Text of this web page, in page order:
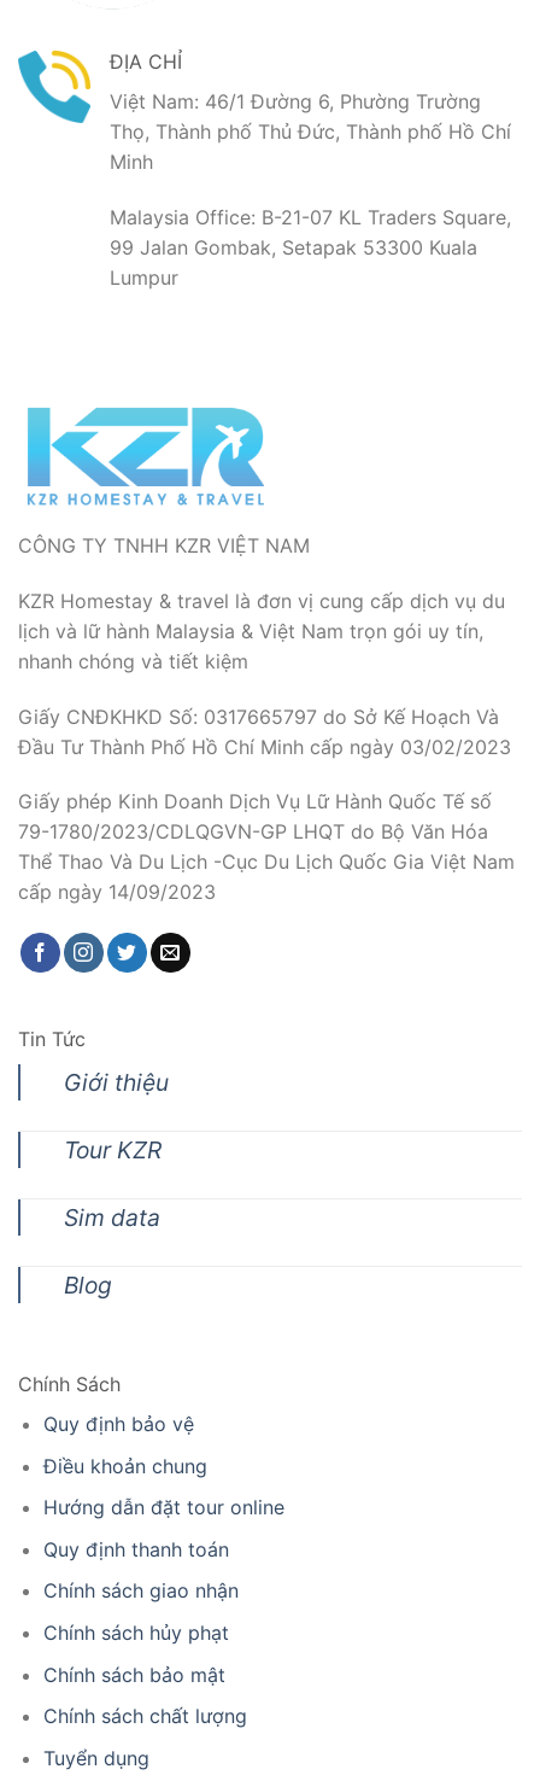
ĐỊA CHỈ
Việt Nam: 46/1 Đường 6, Phường Trường
Thọ, Thành phố Thủ Đức, Thành phố Hồ Chí
Minh
Malaysia Office: B-21-07 KL Traders Square,
99 Jalan Gombak, Setapak 53300 Kuala
Lumpur
CÔNG TY TNHH KZR VIỆT NAM
KZR Homestay & travel là đơn vị cung cấp dịch vụ du
lịch và lữ hành Malaysia & Việt Nam trọn gói uy tín,
nhanh chóng và tiết kiệm
Giấy CNĐKHKD Số: 0317665797 do Sở Kế Hoạch Và
Đầu Tư Thành Phố Hồ Chí Minh cấp ngày 03/02/2023
Giấy phép Kinh Doanh Dịch Vụ Lữ Hành Quốc Tế số
79-1780/2023/CDLQGVN-GP LHQT do Bộ Văn Hóa
Thể Thao Và Du Lịch -Cục Du Lịch Quốc Gia Việt Nam
cấp ngày 14/09/2023
Tin Tức
Giới thiệu
Tour KZR
Sim data
Blog
Chính Sách
Quy định bảo vệ
Điều khoản chung
Hướng dẫn đặt tour online
Quy định thanh toán
Chính sách giao nhận
Chính sách hủy phạt
Chính sách bảo mật
Chính sách chất lượng
Tuyển dụng